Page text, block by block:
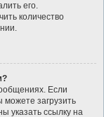
его.
количество
Если
загрузить
указать ссылку на